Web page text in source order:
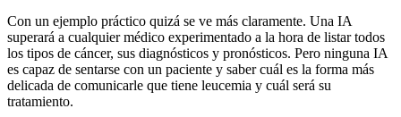
Con un ejemplo práctico quizá se ve más claramente. Una IA
superará a cualquier médico experimentado a la hora de listar todos
los tipos de cáncer, sus diagnósticos y pronósticos. Pero ninguna IA
es capaz de sentarse con un paciente y saber cuál es la forma más
delicada de comunicarle que tiene leucemia y cuál será su
tratamiento.